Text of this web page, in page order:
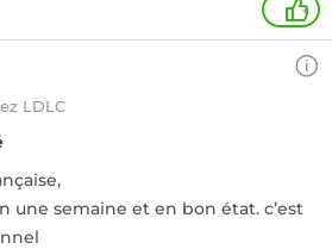
+
LDLC
une semaine et en bon état. c’est